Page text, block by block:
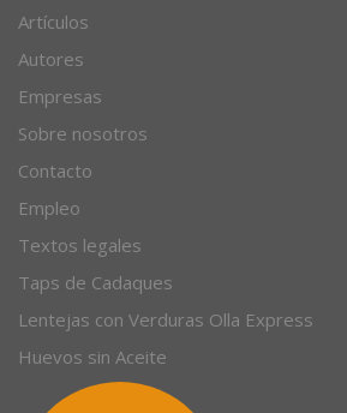
Artículos
Autores
Empresas
Sobre nosotros
Contacto
Empleo
Textos legales
Taps de Cadaques
Lentejas con Verduras Olla Express
Huevos sin Aceite